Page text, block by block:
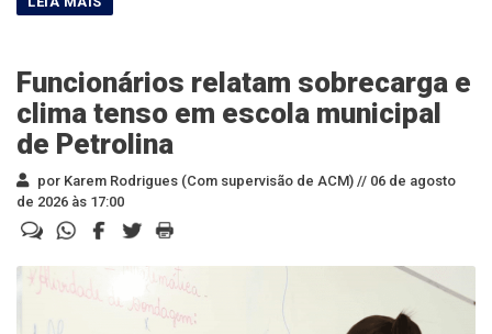
Funcionários relatam sobrecarga e
clima tenso em escola municipal
de Petrolina
por Karem Rodrigues (Com supervisão de ACM) // 06 de agosto
de 2026 às 17:00